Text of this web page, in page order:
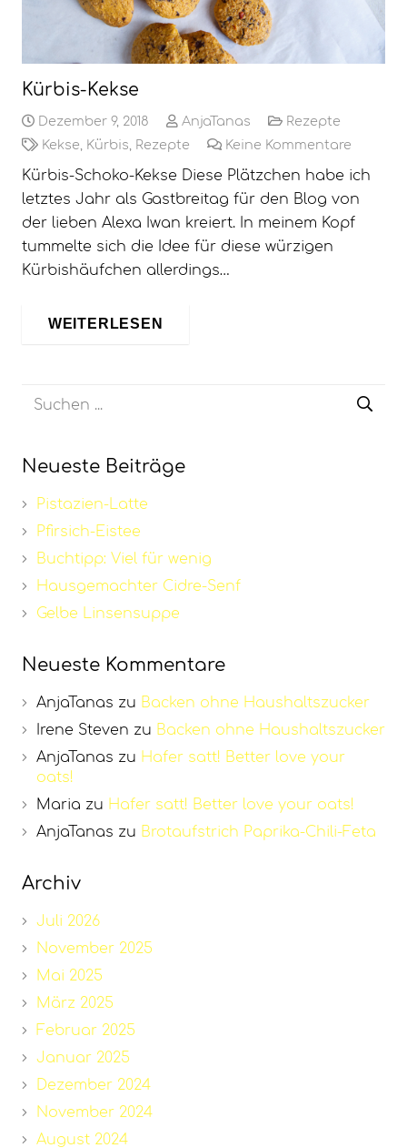
Kürbis-Kekse
Dezember 9, 2018 AnjaTanas
Rezepte
Kekse, Kürbis, Rezepte Keine Kommentare
Kürbis-Schoko-Kekse Diese Plätzchen habe ich
letztes Jahr als Gastbreitag für den Blog von
der lieben Alexa Iwan kreiert. In meinem Kopf
tummelte sich die Idee für diese würzigen
Kürbishäufchen allerdings…
WEITERLESEN
Neueste Beiträge
Pistazien-Latte
Pfirsich-Eistee
Buchtipp: Viel für wenig
Hausgemachter Cidre-Senf
Gelbe Linsensuppe
Neueste Kommentare
AnjaTanas zu Backen ohne Haushaltszucker
Irene Steven zu Backen ohne Haushaltszucker
AnjaTanas zu Hafer satt! Better love your
oats!
Maria zu Hafer satt! Better love your oats!
AnjaTanas zu Brotaufstrich Paprika-Chili-Feta
Archiv
Juli 2026
November 2025
Mai 2025
März 2025
Februar 2025
Januar 2025
Dezember 2024
November 2024
August 2024